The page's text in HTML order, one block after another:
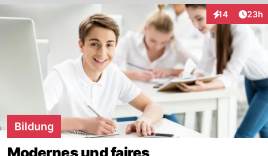
14
Interaktionen
23h
Bildung